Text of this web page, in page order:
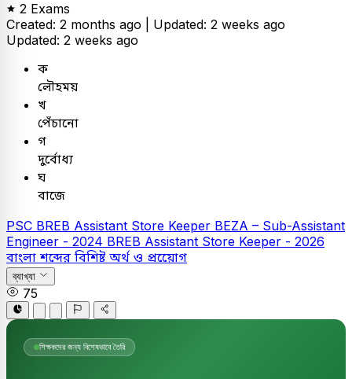
2 Exams
Created: 2 months ago | Updated: 2 weeks ago
Updated: 2 weeks ago
ক
লৌহময়
খ
পেঁচানো
গ
দুর্বোধ্য
ঘ
বাজে
PSC BREB Assistant Store Keeper BEZA – Sub-Assistant
Engineer - 2024 BREB Assistant Store Keeper - 2026
বাংলাশব্দের বিশিষ্ট অর্থ ও প্রয়োেগ
ব্যাখ্যা
75
শিক্ষকদের জন্য বিশেষভাবে তৈরি